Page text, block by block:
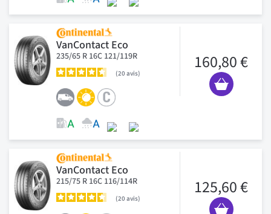
VanContact Eco
235/65 R 16C 121/119R
20avis
160,80 €
VanContact Eco
215/75 R 16C 116/114R
20avis
125,60 €